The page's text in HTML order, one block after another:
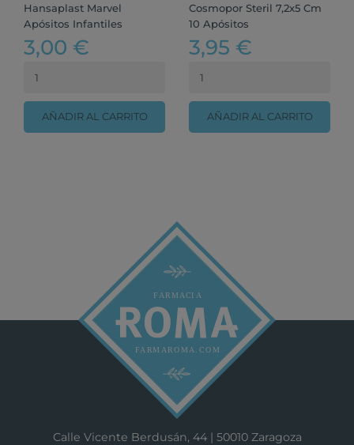
Hansaplast Marvel
Apósitos Infantiles
3,00 €
AÑADIR AL CARRITO
Cosmopor Steril 7,2x5 Cm
10 Apósitos
3,95 €
AÑADIR AL CARRITO
Calle Vicente Berdusán, 44 | 50010 Zaragoza